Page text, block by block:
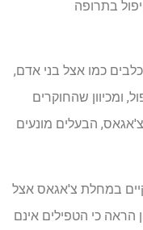
בתרופה
כמו אצל בני אדם,
ומכיוון שהחוקרים
הבעלים מונעים
במחלת צ'אגאס אצל
הראה כי הטפילים אינם